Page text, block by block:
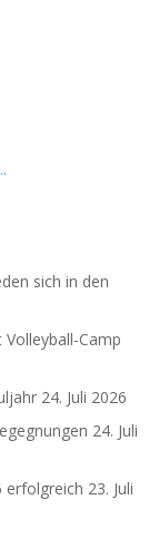
sich in den
Camp
24. Juli 2026
24. Juli
erfolgreich 23. Juli